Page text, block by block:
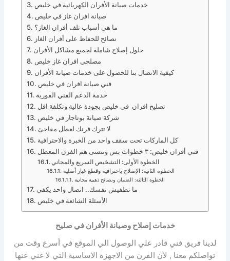
خدمات صيانة الأفران الكهربائية في خليص
صيانة افران غاز في خليص
ما هي أسباب تلف أفران الغاز؟
نصائح للحفاظ على أفران الغاز
حلول إصلاح شاملة لجميع مشاكل الأفران
مصلحي افران غاز خليص
كيفية الاتصال بنا للحصول على خدمات صيانة الأفران
فني صيانة افران في خليص
خدمة الدعم الفني الفورية
تصليح افران في خليص بجودة عالية وتكلفة اقل
شركة صيانة بوتاجاز في خليص
لا تترك فرنك لعطل مفاجئ
كل الماركات تحت سقف واحد من الخبرة والاحترافية
فني أفران خليص: ٣ خطوات بس وتنسى هم الفرن المعطل
الخطوة الأولى: التشخيص السريع والمجاني
الخطوة الثانية: الإصلاح باحترافية وقطع غيار أصلية
الخطوة الثالثة: الضمان ونصائح ذهبية مجانية
ما تطفيش نفسك.. اتصال واحد يكفي
الأسئلة الشائعة في خليص
خدمات إصلاح وصيانة الأفران في صليح
لدينا فريق فني قادر علي الوصول الي الموقع في أسرع وقت من
تواصلكم معنا , لأن الفرن من الاجهزة الاساسية التي لا غني عنها